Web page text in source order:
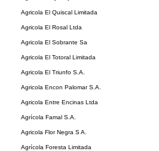
Agricola El Quiscal Limitada
Agricola El Rosal Ltda
Agricola El Sobrante Sa
Agricola El Totoral Limitada
Agricola El Triunfo S.A.
Agricola Encon Palomar S.A.
Agricola Entre Encinas Ltda
Agrícola Famal S.A.
Agricola Flor Negra S A.
Agrícola Foresta Limitada